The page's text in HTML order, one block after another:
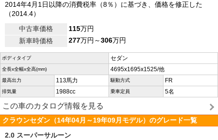
2014年4月1日以降の消費税率（8％）に基づき、価格を修正した
（2014.4）
中古車価格
115万円
新車時価格
277万円～306万円
ボディタイプ セダン
全長x全幅x全高(mm) 4695x1695x1525/他
最高出力 113馬力 駆動方式 FR
排気量 1988cc 乗車定員 5名
この車のカタログ情報を見る
クラウンセダン（14年04月～19年09月モデル）のグレード一覧
2.0 スーパーサルーン